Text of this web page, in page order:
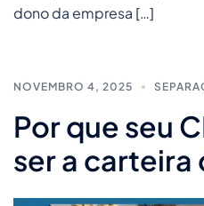
dono da empresa […]
NOVEMBRO 4, 2025
Por que seu
ser a carteira